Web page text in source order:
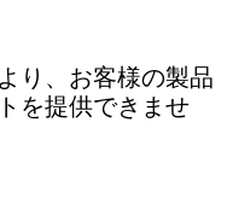
り、お客様の製品
を提供できませ